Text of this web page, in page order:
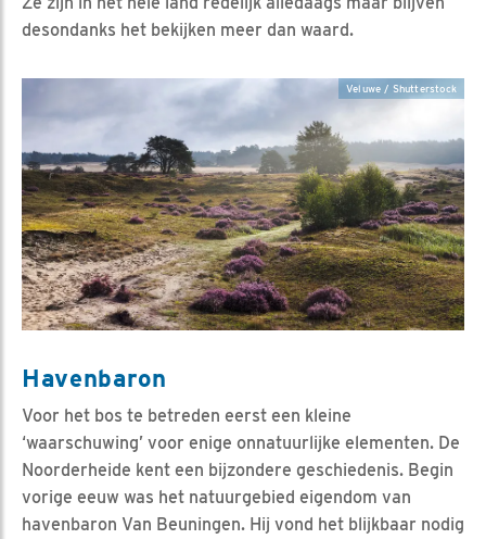
desondanks het bekijken meer dan waard.
Veluwe / Shutterstock
Havenbaron
Voor het bos te betreden eerst een kleine
‘waarschuwing’ voor enige onnatuurlijke elementen. De
Noorderheide kent een bijzondere geschiedenis. Begin
vorige eeuw was het natuurgebied eigendom van
havenbaron Van Beuningen. Hij vond het blijkbaar nodig